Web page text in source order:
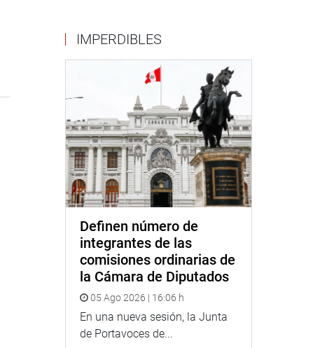
IMPERDIBLES
Definen número de
integrantes de las
comisiones ordinarias de
la Cámara de Diputados
05 Ago 2026 | 16:06 h
En una nueva sesión, la Junta
de Portavoces de...